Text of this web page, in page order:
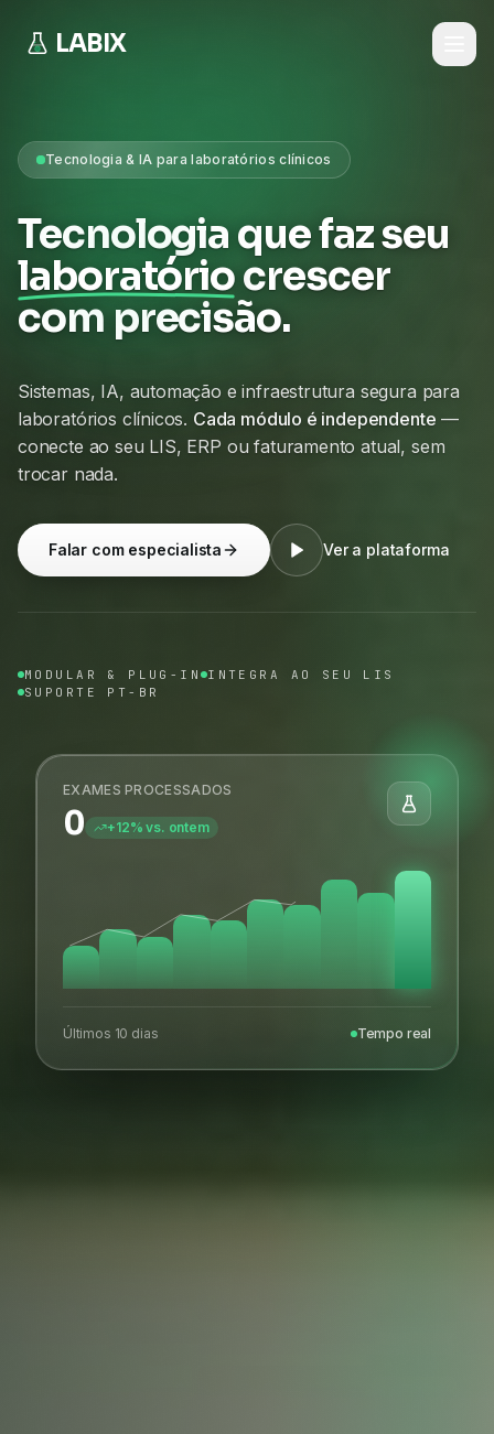
LABIX
Tecnologia & IA para laboratórios clínicos
Tecnologia que faz seu
laboratóriocrescer
com precisão.
Sistemas, IA, automação e infraestrutura segura para
laboratórios clínicos. Cada módulo é independente —
conecte ao seu LIS, ERP ou faturamento atual, sem
trocar nada.
Falar com especialista Ver a plataforma
MODULAR & PLUG-IN INTEGRA AO SEU LIS
SUPORTE PT-BR
EXAMES PROCESSADOS
0 +12% vs. ontem
Últimos 10 dias Tempo real